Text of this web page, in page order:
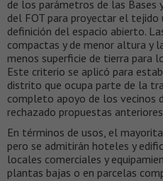
de los parámetros de las Bases
del FOT para proyectar el
definición del espacio abierto.
compactas y de menor altura y
menos superficie de tierra para
Este criterio se aplicó para
distrito que ocupa parte de la
completo apoyo de los vecinos
rechazado propuestas
En términos de usos, el
pero se admitirán hoteles y
locales comerciales y
plantas bajas o en parcelas